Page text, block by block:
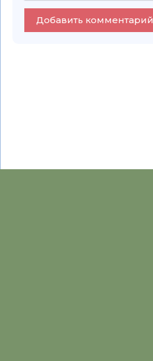
Добавить комментарий